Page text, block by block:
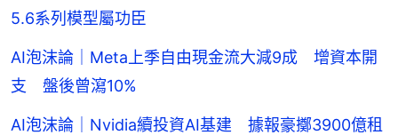
5.6系列模型屬功臣
AI泡沫論｜Meta上季自由現金流大減9成 增資本開
支 盤後曾瀉10%
AI泡沫論｜Nvidia續投資AI基建 據報豪擲3900億租